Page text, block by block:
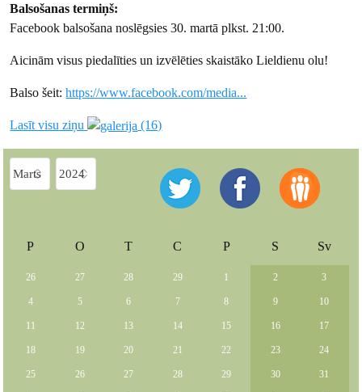
Balsošanas termiņš:
Facebook balsošana noslēgsies 30. martā plkst. 21:00.
Aicinām visus piedalīties un izvēlēties skaistāko Lieldienu olu!
Balso šeit:https://www.facebook.com/media...
Lasīt visu ziņu (16)
P O T C P S Sv
26 27 28 29 1 2 3
4 5 6 7 8 9 10
11 12 13 14 15 16 17
18 19 20 21 22 23 24
25 26 27 28 29 30 31